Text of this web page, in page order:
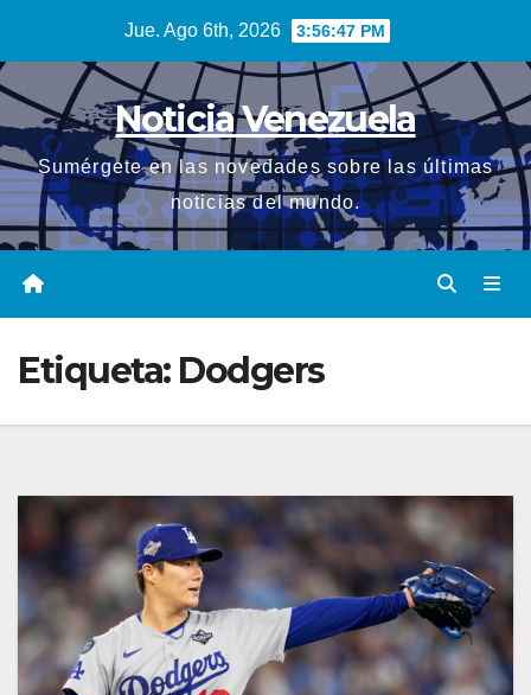
contenido
Jue. Ago 6th, 2026 3:56:48 PM
Noticia Venezuela
Sumérgete en las novedades sobre las últimas
noticias del mundo.
Etiqueta: Dodgers